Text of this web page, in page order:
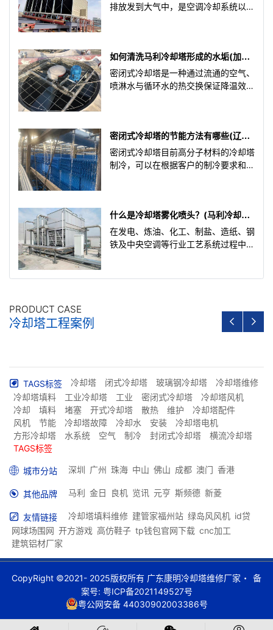
排放发到大气中，是空调冷却系统以及
如何清洗马利冷却塔形成的水垢(加热
器去除水垢的方法)
密闭式冷却塔是一种通过流通的空气、
喷淋水与循环水的热交换保证降温效果
密闭式冷却塔的节能方法有哪些(辽宁
马利闭式冷却塔厂家)
密闭式冷却塔目前高分子材料的冷却塔
制冷，可以在根据客户的制冷要求和地
什么是冷却塔雾化喷头？(马利冷却塔
雾化喷头)
在发电、炼油、化工、制盐、造纸、钢
铁及中央空调等行业工艺系统过程中所
PRODUCT CASE
冷却塔工程案例
TAGS标签 冷却塔 闭式冷却塔 玻璃钢冷却塔
冷却塔维修
冷却塔填料
工业冷却塔 工业 密闭式冷却塔
冷却塔风机
冷却
填料 堵塞 开式冷却塔 散热 维护
冷却塔配件
风机
节能 冷却塔故障 冷却水 安装
冷却塔电机
方形冷却塔
水系统 空气 制冷 封闭式冷却塔
横流冷却塔
TAGS标签
城市分站 深圳 广州 珠海 中山 佛山 成都 澳门 香港
其他品牌 马利 金日 良机 览讯 元亨 斯频德 新菱
友情链接 冷却塔填料维修 建管家福州站 绿岛风风机 id贷
网球场围网 开方游戏 高仿鞋子 tp钱包官网下载 cnc加工
建筑铝材厂家
CopyRight ©2021- 2025版权所有 广东康明冷却塔维修厂家
备
案号: 粤ICP备2021149527号
粤公网安备 44030902003386号